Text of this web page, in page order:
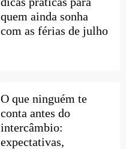
quem ainda sonha
com as férias de julho
O que ninguém te
conta antes do
intercâmbio:
expectativas,